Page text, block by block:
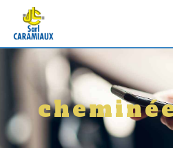
Panneau de gestion des cookies